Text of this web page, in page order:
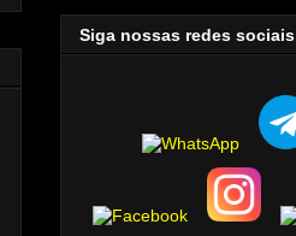
Siga nossas redes sociais